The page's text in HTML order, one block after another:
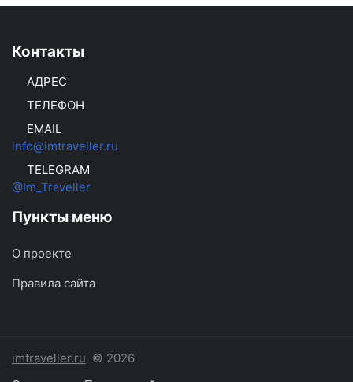
Контакты
АДРЕС
ТЕЛЕФОН
EMAIL
info@imtraveller.ru
TELEGRAM
@Im_Traveller
Пункты меню
О проекте
Правила сайта
imtraveller.ru © 2026